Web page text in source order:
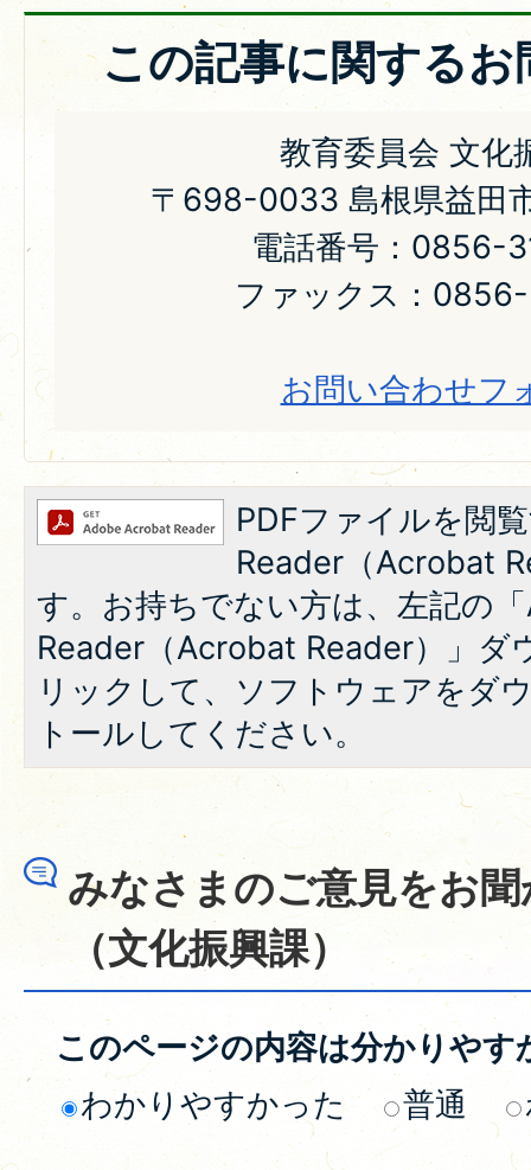
この記事に関する
教育委員会 文化
〒698-0033 島根県益田
電話番号：0856-
ファックス：
お問い合わせフ
PDFファイルを閲
Reader（Acrobat
す。お持ちでない方は、左記の
Reader（Acrobat Reader）」ダ
リックして、ソフトウェアをダ
トールしてください。
みなさまのご意見をお
（文化振興課）
このページの内容は分かりやす
わかりやすかった
普通